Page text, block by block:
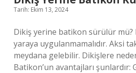
Tarih: Ekim 13, 2024
Dikiş yerine batikon sürülür mü?
yaraya uygulanmamalıdır. Aksi
meydana gelebilir. Dikişlere
Batikon’un avantajları